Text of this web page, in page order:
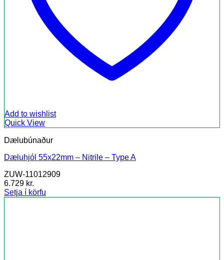
Add to wishlist
Quick View
Dælubúnaður
Dæluhjól 55x22mm – Nitrile – Type A
ZUW-11012909
6.729 kr.
Setja í körfu